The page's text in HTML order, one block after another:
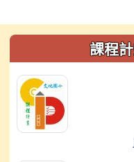
左邊區域內容
課程